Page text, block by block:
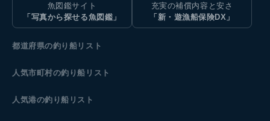
魚図鑑サイト
「写真から探せる魚図鑑」
充実の補償内容と安さ
「新・遊漁船保険DX」
都道府県の釣り船リスト
人気市町村の釣り船リスト
人気港の釣り船リスト